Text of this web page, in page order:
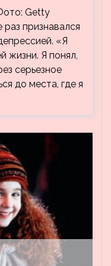
Getty
признавался
«Я
жизни. Я понял,
серьезное
до места, где я